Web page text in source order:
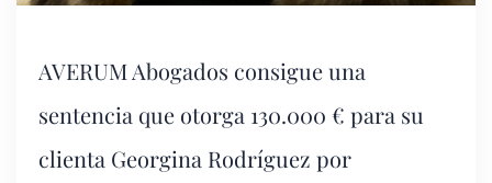
AVERUM Abogados consigue una
sentencia que otorga 130.000 € para su
clienta Georgina Rodríguez por